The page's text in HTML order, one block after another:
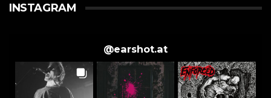
INSTAGRAM
@earshot.at